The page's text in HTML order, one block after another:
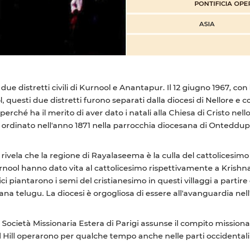
PONTIFICIA
ASIA
distretti civili di Kurnool e Anantapur. Il 12 giugno 1967,
questi due distretti furono separati dalla diocesi di Nellore e
ha il merito di aver dato i natali alla Chiesa di Cristo
nell'anno 1871 nella parrocchia diocesana di
che la regione di Rayalaseema è la culla del
hanno dato vita al cattolicesimo rispettivamente a
piantarono i semi del cristianesimo in questi villaggi a
telugu. La diocesi è orgogliosa di essere all'avanguardia
Società Missionaria Estera di Parigi assunse il compito
Hill operarono per qualche tempo anche nelle parti